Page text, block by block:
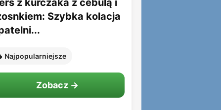
z kurczaka z cebulą i
Szybka kolacja
Najpopularniejsze
Zobacz →